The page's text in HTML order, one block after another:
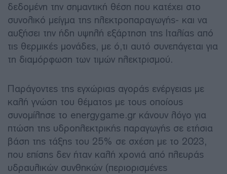
δεδομένη την σημαντική θέση που κατέχει στο
συνολικό μείγμα της ηλεκτροπαραγωγής- και να
αυξήσει την ήδη υψηλή εξάρτηση της Ιταλίας από
τις θερμικές μονάδες, με ό,τι αυτό συνεπάγεται για
τη διαμόρφωση των τιμών ηλεκτρισμού.
Παράγοντες της εγχώριας αγοράς ενέργειας με
καλή γνώση του θέματος με τους οποίους
συνομίλησε το energygame.gr κάνουν λόγο για
πτώση της υδροηλεκτρικής παραγωγής σε ετήσια
βάση της τάξης του 25% σε σχέση με το 2023,
που επίσης δεν ήταν καλή χρονιά από πλευράς
υδραυλικών συνθηκών (περιορισμένες